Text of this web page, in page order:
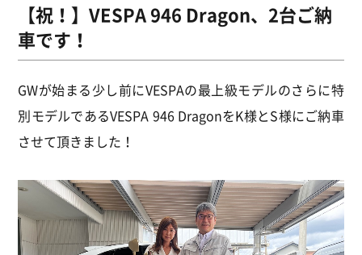
【祝！】VESPA 946 Dragon、2台ご納
車です！
GWが始まる少し前にVESPAの最上級モデルのさらに特
別モデルであるVESPA 946 DragonをK様とS様にご納車
させて頂きました！